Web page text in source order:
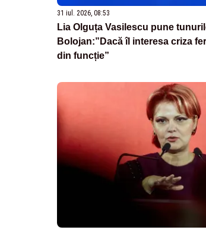
31 iul. 2026, 08:53
Lia Olguța Vasilescu pune
Bolojan:”Dacă îl interesa criza
din funcție”